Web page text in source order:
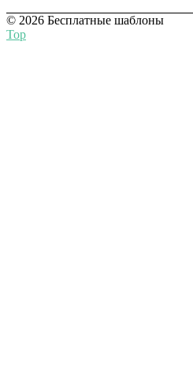
© 2026 Бесплатные шаблоны
Top